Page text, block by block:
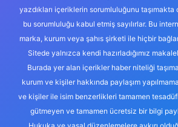
yazdıkları içeriklerin sorumluluğunu
bu sorumluluğu kabul etmiş sayılırlar. Bu
marka, kurum veya şahıs şirketi ile hiçbir
Sitede yalnızca kendi hazırladığımız
Burada yer alan içerikler haber niteliği
kurum ve kişiler hakkında paylaşım
ve kişiler ile isim benzerlikleri tamamen
gütmeyen ve tamamen ücretsiz bir bilgi